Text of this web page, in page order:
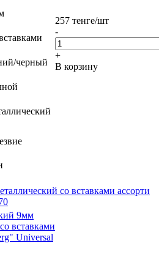
черный
257 тенге/шт
-
+
В корзину
со вставками ассорти
9мм
вставками
Universal